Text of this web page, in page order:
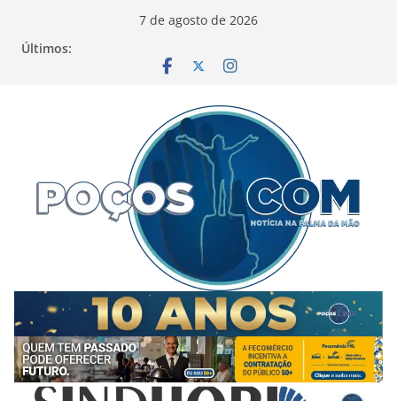
7 de agosto de 2026
Últimos: